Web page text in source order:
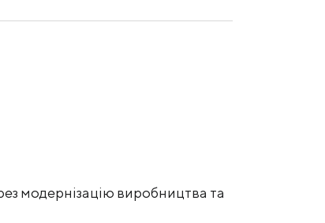
модернізацію виробництва та